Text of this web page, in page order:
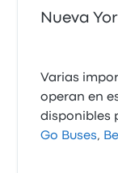
Nueva
Varias
operan en
disponibles
Go Buses,